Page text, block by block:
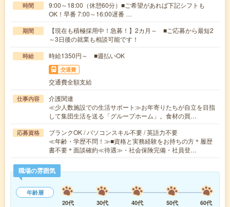
時間
9:00～18:00（休憩60分）■ご希望があれば下記シフトも
OK！早番 7:00～16:00遅番 …
期間
【現在も積極採用中！急募！】2カ月～ ■ご応募から最短2
～3日後の就業も相談可能です！
時給 時給1350円～ ■週払いOK
交通費
交通費全額支給
仕事内容
介護関連
≪少人数施設での生活サポート≫お年寄りたちが自立を目指
して集団生活を送る「グループホーム」。食材の買…
応募資格
ブランクOK / パソコンスキル不要 / 英語力不要
≪年齢・学歴不問！≫■資格と実務経験をお持ちの方＊履歴
書不要＊面談確約≪待遇≫・社会保険完備・社員登…
職場の雰囲気
年齢層
20代
30代 40代 50代
60代